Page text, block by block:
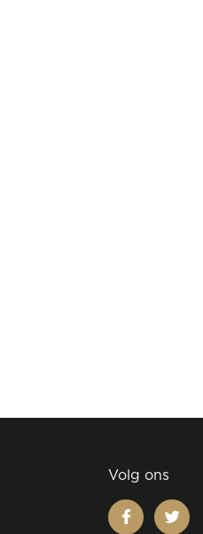
Volg ons
facebooktwitter